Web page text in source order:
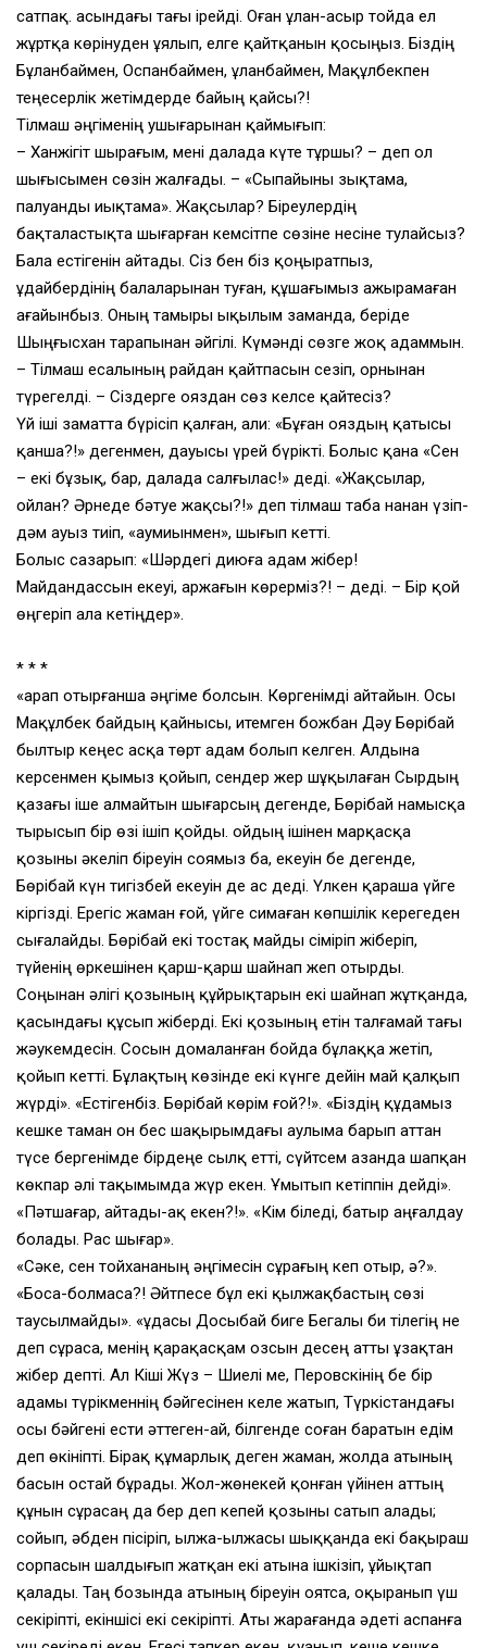
сатпақ. Қасындағы тағы ірейді. Оған ұлан-асыр тойда ел
жұртқа көрінуден ұялып, елге қайтқанын қосыңыз. Біздің
Бұланбаймен, Оспанбаймен, Құланбаймен, Мақұлбекпен
теңесерлік жетімдерде байың қайсы?!
Тілмаш әңгіменің ушығарынан қаймығып:
– Ханжігіт шырағым, мені далада күте тұршы? – деп ол
шығысымен сөзін жалғады. – «Сыпайыны зықтама,
палуанды иықтама». Жақсылар? Біреулердің
бақталастықта шығарған кемсітпе сөзіне несіне тулайсыз?
Бала естігенін айтады. Сіз бен біз қоңыратпыз,
Құдайбердінің балаларынан туған, құшағымыз ажырамаған
ағайынбыз. Оның тамыры ықылым заманда, беріде
Шыңғысхан тарапынан әйгілі. Күмәнді сөзге жоқ адаммын.
– Тілмаш есалының райдан қайтпасын сезіп, орнынан
түрегелді. – Сіздерге ояздан сөз келсе қайтесіз?
Үй іші заматта бүрісіп қалған, Қали: «Бұған ояздың қатысы
қанша?!» дегенмен, дауысы үрей бүрікті. Болыс қана «Сен
– екі бұзық, бар, далада салғылас!» деді. «Жақсылар,
ойлан? Әрнеде бәтуе жақсы?!» деп тілмаш таба нанан үзіп-
дәм ауыз тиіп, «аумиынмен», шығып кетті.
Болыс сазарып: «Шәрдегі диюға адам жібер!
Майдандассын екеуі, аржағын көрерміз?! – деді. – Бір қой
өңгеріп ала кетіңдер».
* * *
«Қарап отырғанша әңгіме болсын. Көргенімді айтайын. Осы
Мақұлбек байдың қайнысы, итемген божбан Дәу Бөрібай
былтыр кеңес асқа төрт адам болып келген. Алдына
керсенмен қымыз қойып, сендер жер шұқылаған Сырдың
қазағы іше алмайтын шығарсың дегенде, Бөрібай намысқа
тырысып бір өзі ішіп қойды. Қойдың ішінен марқасқа
қозыны әкеліп біреуін соямыз ба, екеуін бе дегенде,
Бөрібай күн тигізбей екеуін де ас деді. Үлкен қараша үйге
кіргізді. Ерегіс жаман ғой, үйге симаған көпшілік керегеден
сығалайды. Бөрібай екі тостақ майды сіміріп жіберіп,
түйенің өркешінен қарш-қарш шайнап жеп отырды.
Соңынан әлігі қозының құйрықтарын екі шайнап жұтқанда,
қасындағы құсып жіберді. Екі қозының етін талғамай тағы
жәукемдесін. Сосын домаланған бойда бұлаққа жетіп,
қойып кетті. Бұлақтың көзінде екі күнге дейін май қалқып
жүрді». «Естігенбіз. Бөрібай көрім ғой?!». «Біздің құдамыз
кешке таман он бес шақырымдағы аулыма барып аттан
түсе бергенімде бірдеңе сылқ етті, сүйтсем азанда шапқан
көкпар әлі тақымымда жүр екен. Ұмытып кетіппін дейді».
«Пәтшағар, айтады-ақ екен?!». «Кім біледі, батыр аңғалдау
болады. Рас шығар».
«Сәке, сен тойхананың әңгімесін сұрағың кеп отыр, ә?».
«Боса-болмаса?! Әйтпесе бұл екі қылжақбастың сөзі
таусылмайды». «Құдасы Досыбай биге Бегалы би тілегің не
деп сұраса, менің қарақасқам озсын десең атты ұзақтан
жібер депті. Ал Кіші Жүз – Шиелі ме, Перовскінің бе бір
адамы түрікменнің бәйгесінен келе жатып, Түркістандағы
осы бәйгені ести әттеген-ай, білгенде соған баратын едім
деп өкініпті. Бірақ құмарлық деген жаман, жолда атының
басын остай бұрады. Жол-жөнекей қонған үйінен аттың
құнын сұрасаң да бер деп кепей қозыны сатып алады;
сойып, әбден пісіріп, ылжа-ылжасы шыққанда екі бақыраш
сорпасын шалдығып жатқан екі атына ішкізіп, ұйықтап
қалады. Таң бозында атының біреуін оятса, оқыранып үш
секіріпті, екіншісі екі секіріпті. Аты жарағанда әдеті аспанға